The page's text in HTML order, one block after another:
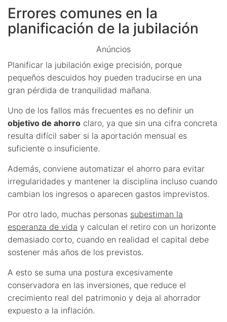
Errores comunes en la
planificación de la jubilación
Anúncios
Planificar la jubilación exige precisión, porque
pequeños descuidos hoy pueden traducirse en una
gran pérdida de tranquilidad mañana.
Uno de los fallos más frecuentes es no definir un
objetivo de ahorro claro, ya que sin una cifra concreta
resulta difícil saber si la aportación mensual es
suficiente o insuficiente.
Además, conviene automatizar el ahorro para evitar
irregularidades y mantener la disciplina incluso cuando
cambian los ingresos o aparecen gastos imprevistos.
Por otro lado, muchas personas subestiman la
esperanza de vida y calculan el retiro con un horizonte
demasiado corto, cuando en realidad el capital debe
sostener más años de los previstos.
A esto se suma una postura excesivamente
conservadora en las inversiones, que reduce el
crecimiento real del patrimonio y deja al ahorrador
expuesto a la inflación.